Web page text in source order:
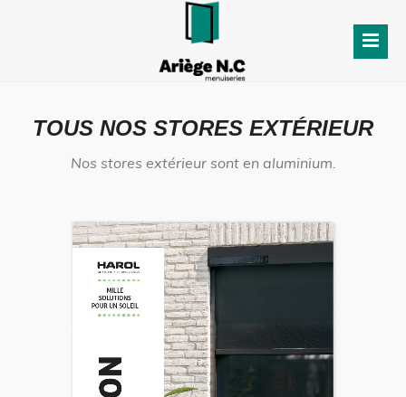
TOUS NOS STORES EXTÉRIEUR
Nos stores extérieur sont en aluminium.